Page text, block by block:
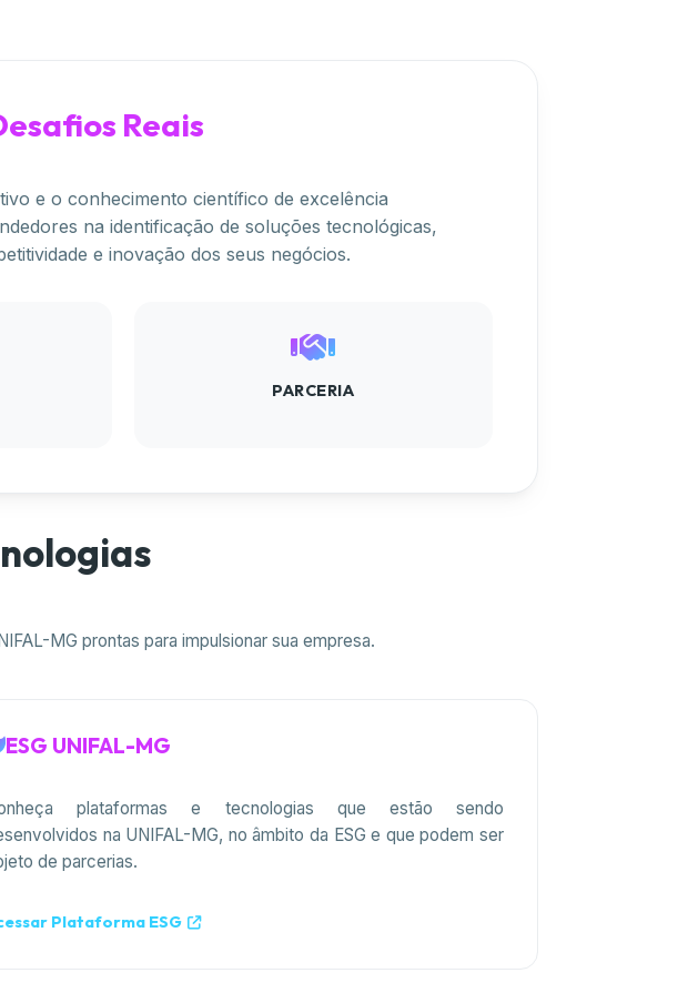
Reais
e o conhecimento científico de excelência
na identificação de soluções tecnológicas,
e inovação dos seus negócios.
PARCERIA
MG prontas para impulsionar sua empresa.
ESG UNIFAL-MG
plataformas e tecnologias que estão sendo
na UNIFAL-MG, no âmbito da ESG e que podem ser
de parcerias.
Plataforma ESG